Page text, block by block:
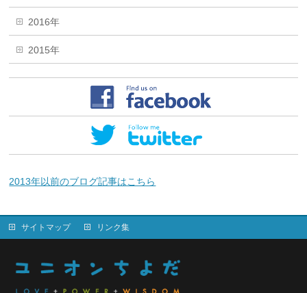
2016年
2015年
2013年以前のブログ記事はこちら
サイトマップ リンク集